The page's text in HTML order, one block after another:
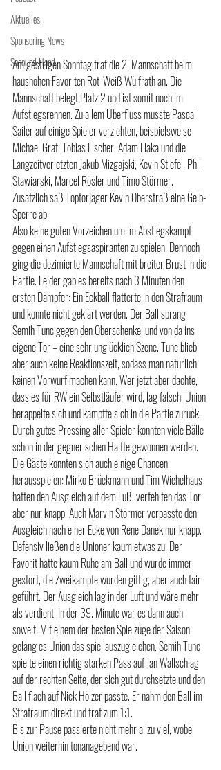
Aktuelles
Sponsoring News
Secound Hand
Am gestrigen Sonntag trat die 2. Mannschaft beim
haushohen Favoriten Rot-Weiß Wülfrath an. Die
Mannschaft belegt Platz 2 und ist somit noch im
Aufstiegsrennen. Zu allem Überfluss musste Pascal
Sailer auf einige Spieler verzichten, beispielsweise
Michael Graf, Tobias Fischer, Adam Flaka und die
Langzeitverletzten Jakub Mizgajski, Kevin Stiefel, Phil
Stawiarski, Marcel Rösler und Timo Störmer.
Zusätzlich saß Toptorjäger Kevin Oberstraß eine Gelb-
Sperre ab.
Also keine guten Vorzeichen um im Abstiegskampf
gegen einen Aufstiegsaspiranten zu spielen. Dennoch
ging die dezimierte Mannschaft mit breiter Brust in die
Partie. Leider gab es bereits nach 3 Minuten den
ersten Dämpfer: Ein Eckball flatterte in den Strafraum
und konnte nicht geklärt werden. Der Ball sprang
Semih Tunc gegen den Oberschenkel und von da ins
eigene Tor – eine sehr unglücklich Szene. Tunc blieb
aber auch keine Reaktionszeit, sodass man natürlich
keinen Vorwurf machen kann. Wer jetzt aber dachte,
dass es für RW ein Selbstläufer wird, lag falsch. Union
berappelte sich und kämpfte sich in die Partie zurück.
Durch gutes Pressing aller Spieler konnten viele Bälle
schon in der gegnerischen Hälfte gewonnen werden.
Die Gäste konnten sich auch einige Chancen
herausspielen: Mirko Brückmann und Tim Wichelhaus
hatten den Ausgleich auf dem Fuß, verfehlten das Tor
aber nur knapp. Auch Marvin Störmer verpasste den
Ausgleich nach einer Ecke von Rene Danek nur knapp.
Defensiv ließen die Unioner kaum etwas zu. Der
Favorit hatte kaum Ruhe am Ball und wurde immer
gestört, die Zweikämpfe wurden giftig, aber auch fair
geführt. Der Ausgleich lag in der Luft und wäre mehr
als verdient. In der 39. Minute war es dann auch
soweit: Mit einem der besten Spielzüge der Saison
gelang es Union das spiel auszugleichen. Semih Tunc
spielte einen richtig starken Pass auf Jan Wallschlag
auf der rechten Seite, der sich gut durchsetzte und den
Ball flach auf Nick Hölzer passte. Er nahm den Ball im
Strafraum direkt und traf zum 1:1.
Bis zur Pause passierte nicht mehr allzu viel, wobei
Union weiterhin tonanagebend war.